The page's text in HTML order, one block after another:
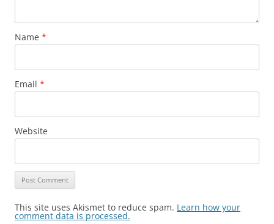
Name *
Email *
Website
This site uses Akismet to reduce spam. Learn how your
comment data is processed.